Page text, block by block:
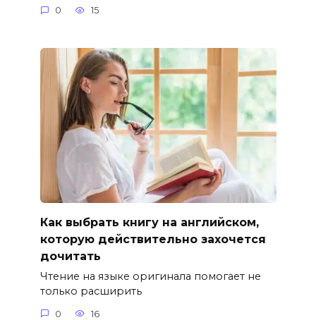
0 15
Как выбрать книгу на английском,
которую действительно захочется
дочитать
Чтение на языке оригинала помогает не
только расширить
0 16